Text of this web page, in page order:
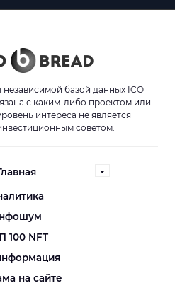
базой данных ICO
с каким-либо проектом или
интереса не является
советом.
100 NFT
на сайте